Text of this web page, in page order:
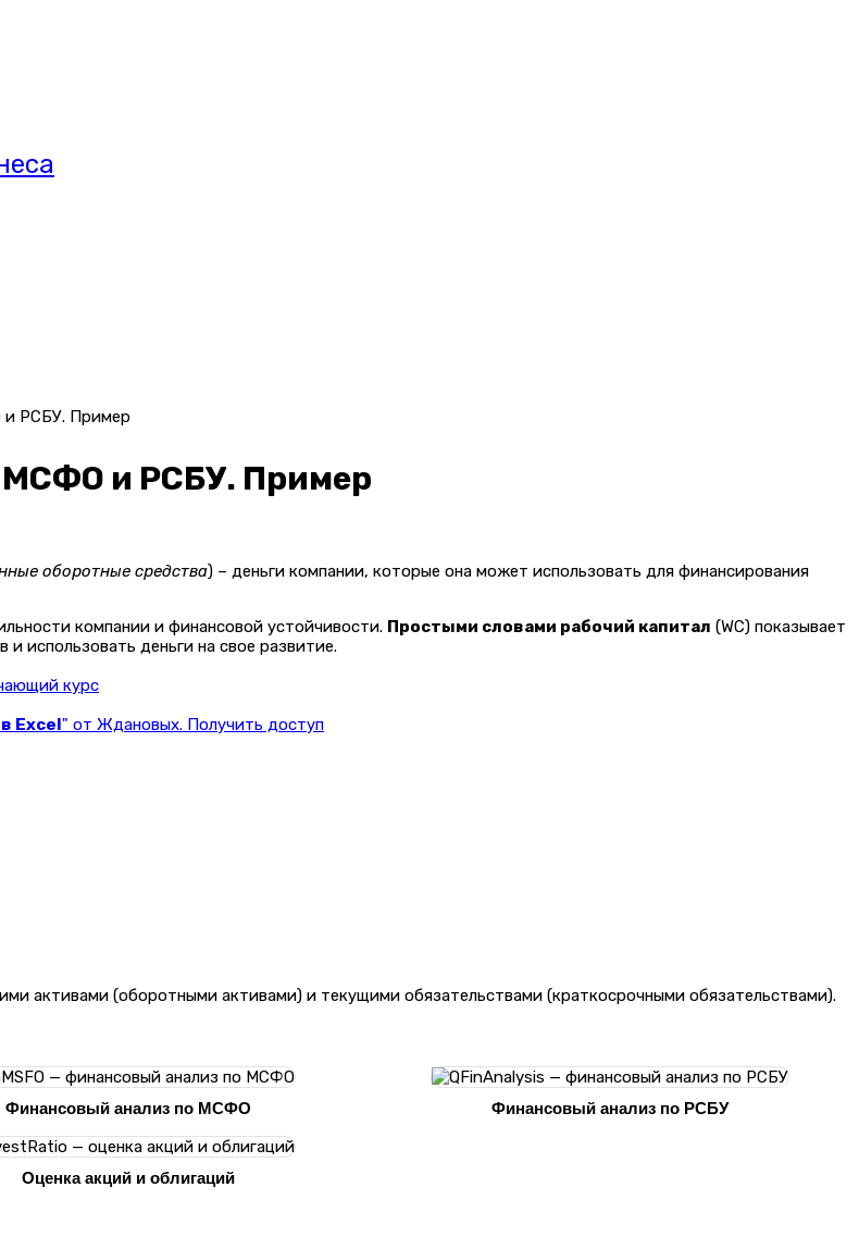
и РСБУ. Пример
МСФО и РСБУ. Пример
оборотные средства) – деньги компании, которые она может использовать для финансирования
компании и финансовой устойчивости. Простыми словами рабочий капитал (WC) показывает
использовать деньги на свое развитие.
курс
Excel" от Ждановых. Получить доступ
активами (оборотными активами) и текущими обязательствами (краткосрочными обязательствами).
Финансовый анализ по МСФО Финансовый анализ по РСБУ
Оценка акций и облигаций